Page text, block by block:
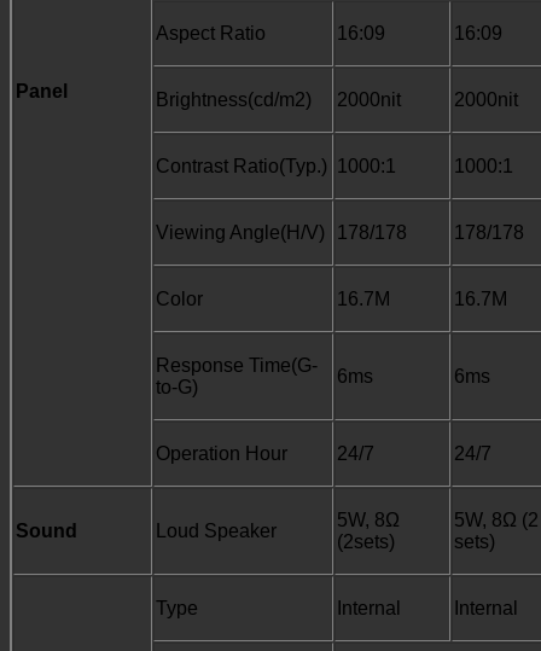
Panel
Aspect Ratio 16:09 16:09
Brightness(cd/m2) 2000nit 2000nit
Contrast Ratio(Typ.) 1000:1 1000:1
Viewing Angle(H/V) 178/178 178/178
Color 16.7M 16.7M
Response Time(G-
to-G)
6ms 6ms
Operation Hour 24/7 24/7
Sound Loud Speaker
5W, 8Ω
(2sets)
5W, 8Ω (2
sets)
Type Internal Internal